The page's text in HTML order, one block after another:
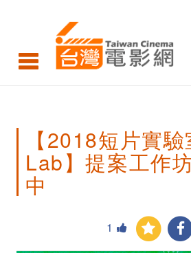
【2018
片
驗
Short
Lab】
【2018短片實
Lab】提案工作
中
1